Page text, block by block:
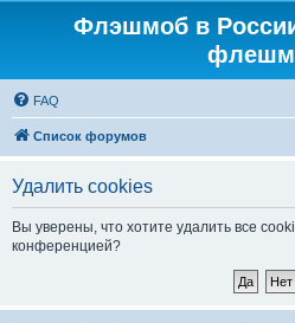
Флэшмоб в
FAQ
Список форумов
Удалить cookies
Вы уверены, что хотите удалить все
конференцией?